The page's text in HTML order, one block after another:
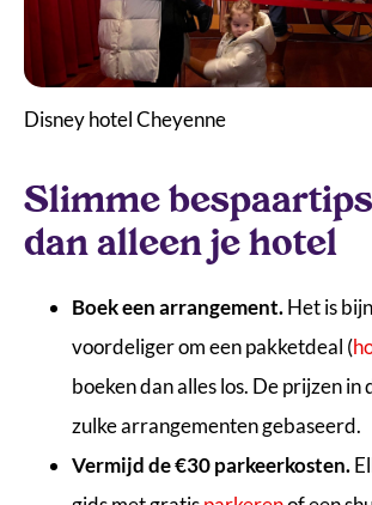
Disney hotel Cheyenne
Slimme
dan alleen je hotel
Boek een arrangement.Het is
voordeliger om een pakketdeal (
boeken dan alles los. De prijzen in
zulke arrangementen gebaseerd.
Vermijd de €30 parkeerkosten.